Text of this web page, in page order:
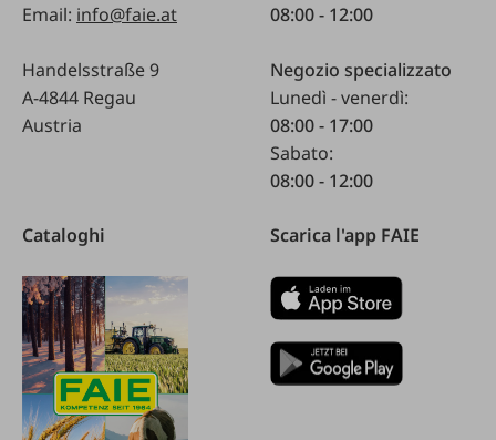
Email: info@faie.at
Handelsstraße 9
A-4844 Regau
Austria
08:00 - 12:00
Negozio specializzato
Lunedì - venerdì:
08:00 - 17:00
Sabato:
08:00 - 12:00
Cataloghi Scarica l'app FAIE